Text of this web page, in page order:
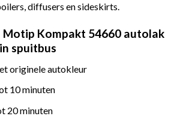
diffusers en sideskirts.
Motip Kompakt 54660 autolak
spuitbus
originele autokleur
10 minuten
20 minuten